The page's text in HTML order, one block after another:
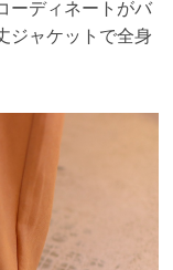
ーディネートがバ
ジャケットで全身